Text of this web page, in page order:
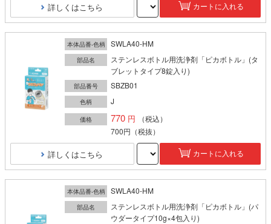
詳しくはこちら カートに入れる
本体品番-色柄 SWLA40-HM
部品名
ステンレスボトル用洗浄剤「ピカボトル」(タ
ブレットタイプ8錠入り)
部品番号 SBZB01
色柄 J
価格 770
（税込）
700円 （税抜）
詳しくはこちら カートに入れる
本体品番-色柄 SWLA40-HM
部品名
ステンレスボトル用洗浄剤「ピカボトル」(パ
ウダータイプ10g×4包入り)